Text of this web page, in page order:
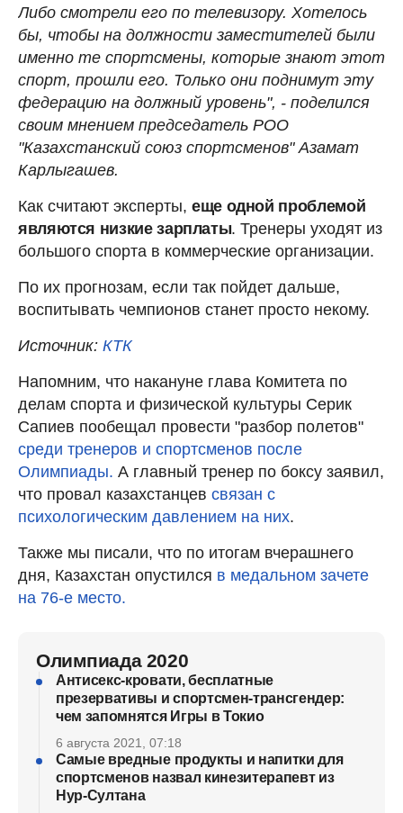
Либо смотрели его по телевизору. Хотелось
бы, чтобы на должности заместителей были
именно те спортсмены, которые знают этот
спорт, прошли его. Только они поднимут эту
федерацию на должный уровень", - поделился
своим мнением председатель РОО
"Казахстанский союз спортсменов" Азамат
Карлыгашев.
Как считают эксперты, еще одной проблемой
являются низкие зарплаты. Тренеры уходят из
большого спорта в коммерческие организации.
По их прогнозам, если так пойдет дальше,
воспитывать чемпионов станет просто некому.
Источник: КТК
Напомним, что накануне глава Комитета по
делам спорта и физической культуры Серик
Сапиев пообещал провести "разбор полетов"
среди тренеров и спортсменов после
Олимпиады. А главный тренер по боксу заявил,
что провал казахстанцев связан с
психологическим давлением на них.
Также мы писали, что по итогам вчерашнего
дня, Казахстан опустился в медальном зачете
на 76-е место.
Олимпиада 2020
Антисекс-кровати, бесплатные
презервативы и спортсмен-трансгендер:
чем запомнятся Игры в Токио
6 августа 2021, 07:18
Самые вредные продукты и напитки для
спортсменов назвал кинезитерапевт из
Нур-Султана